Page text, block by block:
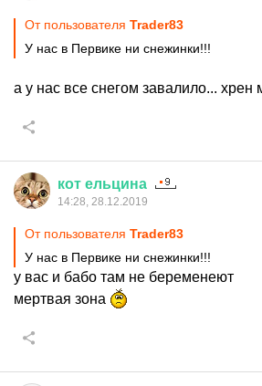
От пользователя Trader83
У нас в Первике ни снежинки!!!
а у нас все снегом завалило...
кот ельцина
14:28, 28.12.2019
От пользователя Trader83
У нас в Первике ни снежинки!!!
у вас и бабо там не беременеют
мертвая зона